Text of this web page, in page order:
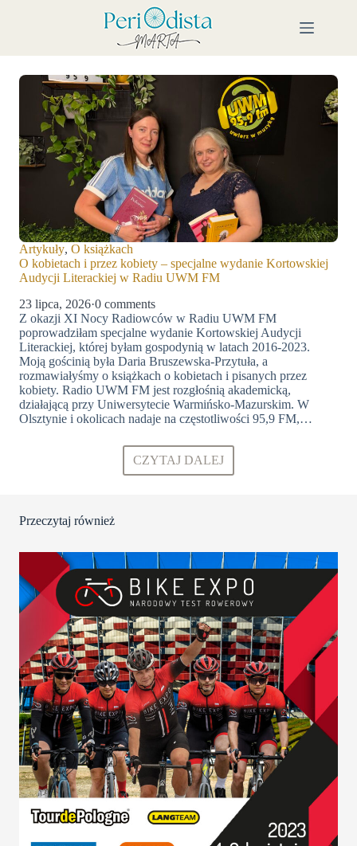
Artykuły, O książkach
O kobietach i przez kobiety – specjalne wydanie Kortowskiej
Audycji Literackiej w Radiu UWM FM
23 lipca, 2026·0 comments
Z okazji XI Nocy Radiowców w Radiu UWM FM
poprowadziłam specjalne wydanie Kortowskiej Audycji
Literackiej, której byłam gospodynią w latach 2016-2023.
Moją gościnią była Daria Bruszewska-Przytuła, a
rozmawiałyśmy o książkach o kobietach i pisanych przez
kobiety. Radio UWM FM jest rozgłośnią akademicką,
działającą przy Uniwersytecie Warmińsko-Mazurskim. W
Olsztynie i okolicach nadaje na częstotliwości 95,9 FM,…
CZYTAJ DALEJ
Przeczytaj również